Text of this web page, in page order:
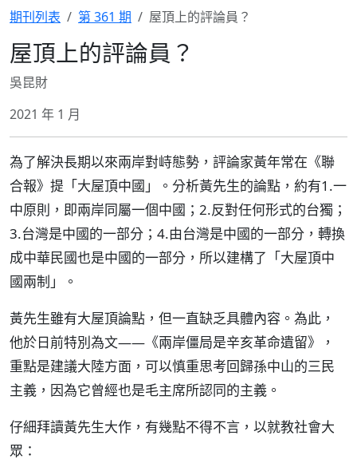
期刊列表 第 361 期 屋頂上的評論員？
屋頂上的評論員？
吳昆財
2021 年 1 月
為了解決長期以來兩岸對峙態勢，評論家黃年常在《聯
合報》提「大屋頂中國」。分析黃先生的論點，約有1.一
中原則，即兩岸同屬一個中國；2.反對任何形式的台獨；
3.台灣是中國的一部分；4.由台灣是中國的一部分，轉換
成中華民國也是中國的一部分，所以建構了「大屋頂中
國兩制」。
黃先生雖有大屋頂論點，但一直缺乏具體內容。為此，
他於日前特別為文——《兩岸僵局是辛亥革命遺留》，
重點是建議大陸方面，可以慎重思考回歸孫中山的三民
主義，因為它曾經也是毛主席所認同的主義。
仔細拜讀黃先生大作，有幾點不得不言，以就教社會大
眾：